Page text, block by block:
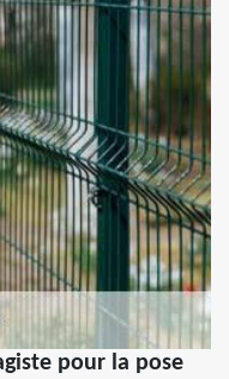
pour la pose